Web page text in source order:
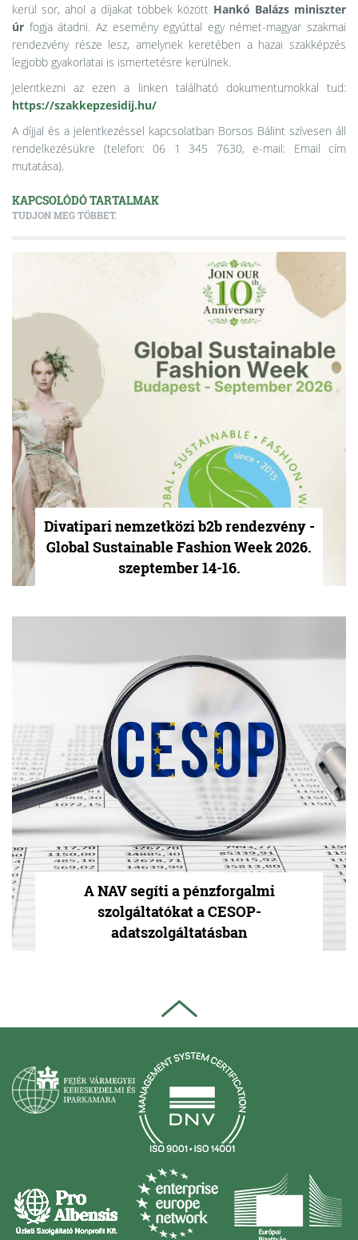
kerül sor, ahol a díjakat többek között Hankó Balázs miniszter
úr fogja átadni. Az esemény egyúttal egy német-magyar szakmai
rendezvény része lesz, amelynek keretében a hazai szakképzés
legjobb gyakorlatai is ismertetésre kerülnek.
Jelentkezni az ezen a linken található dokumentumokkal tud:
https://szakkepzesidij.hu/
A díjjal és a jelentkezéssel kapcsolatban Borsos Bálint szívesen áll
rendelkezésükre (telefon: 06 1 345 7630, e-mail: Email cím
mutatása).
KAPCSOLÓDÓ TARTALMAK
TUDJON MEG TÖBBET.
Divatipari nemzetközi b2b rendezvény -
Global Sustainable Fashion Week 2026.
szeptember 14-16.
A NAV segíti a pénzforgalmi
szolgáltatókat a CESOP-
adatszolgáltatásban